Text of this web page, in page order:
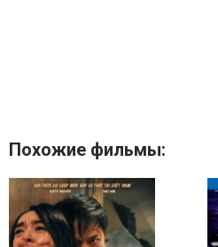
Похожие фильмы: